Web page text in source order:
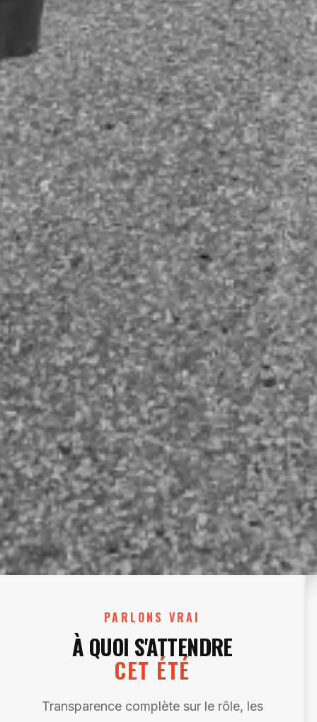
PARLONS VRAI
À QUOI S'ATTENDRE
CET ÉTÉ
Transparence complète sur le rôle, les